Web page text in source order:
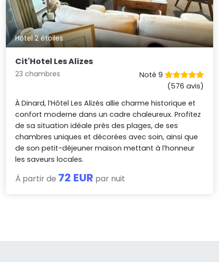
Hôtel 2 étoiles
Cit'Hotel Les Alizes
23 chambres
Noté 9
(576 avis)
À Dinard, l’Hôtel Les Alizés allie charme historique et
confort moderne dans un cadre chaleureux. Profitez
de sa situation idéale près des plages, de ses
chambres uniques et décorées avec soin, ainsi que
de son petit-déjeuner maison mettant à l’honneur
les saveurs locales.
À partir de 72 EUR par nuit